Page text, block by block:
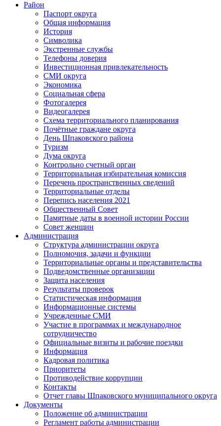
Район
Паспорт округа
Общая информация
История
Символика
Экстренные службы
Телефоны доверия
Инвестиционная привлекательность
СМИ округа
Экономика
Социальная сфера
Фотогалерея
Видеогалерея
Схема территориального планирования
Почётные граждане округа
День Шпаковского района
Туризм
Дума округа
Контрольно счетный орган
Территориальная избирательная комиссия
Перечень пространственных сведений
Территориальные отделы
Перепись населения 2021
Общественный Совет
Памятные даты в военной истории России
Совет женщин
Администрация
Структура администрации округа
Полномочия, задачи и функции
Территориальные органы и представительства
Подведомственные организации
Защита населения
Результаты проверок
Статистическая информация
Информационные системы
Учрежденные СМИ
Участие в программах и международное
сотрудничество
Официальные визиты и рабочие поездки
Информация
Кадровая политика
Приоритеты
Противодействие коррупции
Контакты
Отчет главы Шпаковского муниципального округа
Документы
Положение об администрации
Регламент работы администрации